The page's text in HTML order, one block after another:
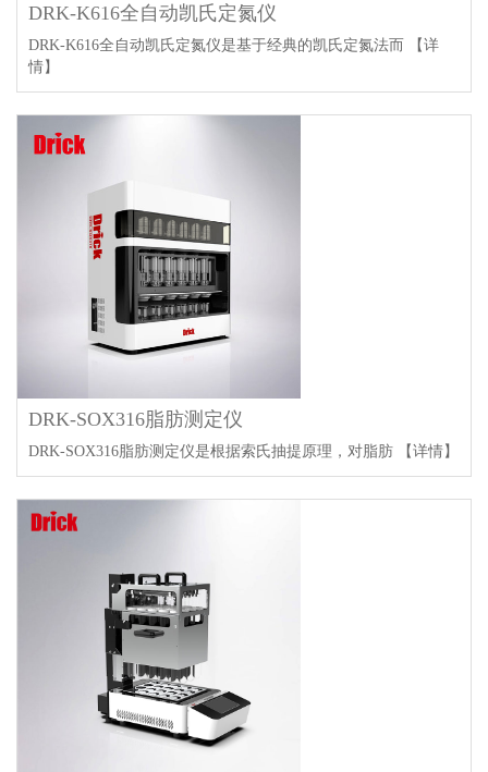
DRK-K616全自动凯氏定氮仪
DRK-K616全自动凯氏定氮仪是基于经典的凯氏定氮法而
【详
情】
DRK-SOX316脂肪测定仪
DRK-SOX316脂肪测定仪是根据索氏抽提原理，对脂肪 【详情】